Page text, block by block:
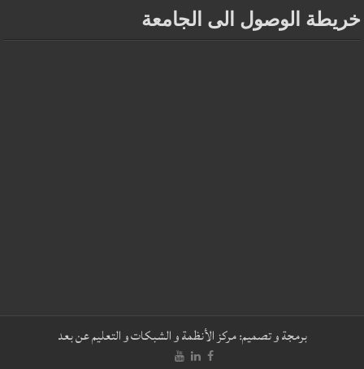
خريطة الوصول الى الجامعة
برمجة و تصميم:مركز الأنظمة و الشبكات و التعليم عن بعد